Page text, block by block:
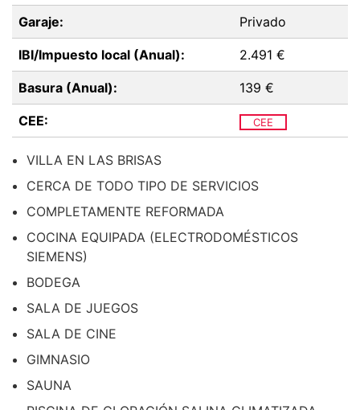
Garaje: Privado
IBI/Impuesto local (Anual): 2.491 €
Basura (Anual): 139 €
CEE: CEE
VILLA EN LAS BRISAS
CERCA DE TODO TIPO DE SERVICIOS
COMPLETAMENTE REFORMADA
COCINA EQUIPADA (ELECTRODOMÉSTICOS
SIEMENS)
BODEGA
SALA DE JUEGOS
SALA DE CINE
GIMNASIO
SAUNA